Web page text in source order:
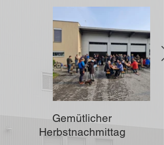
Gemütlicher
Herbstnachmittag